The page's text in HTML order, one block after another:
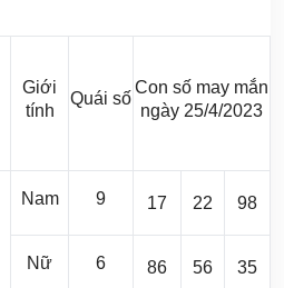
Giới
tính
Quái số
Con số may mắn
ngày 25/4/2023
Nam 9 17 22 98
Nữ 6 86 56 35